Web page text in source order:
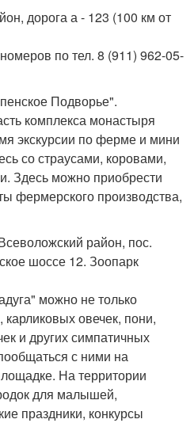
дорога а - 123 (100 км от
по тел. 8 (911) 962-05-
Подворье".
комплекса монастыря
экскурсии по ферме и мини
со страусами, коровами,
Здесь можно приобрести
фермерского производства,
район, пос.
шоссе 12. Зоопарк
можно не только
овечек, пони,
и других симпатичных
с ними на
На территории
для малышей,
праздники, конкурсы